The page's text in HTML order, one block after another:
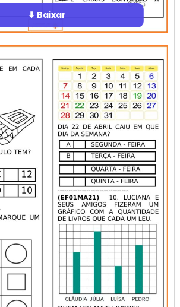
⬇ Baixar